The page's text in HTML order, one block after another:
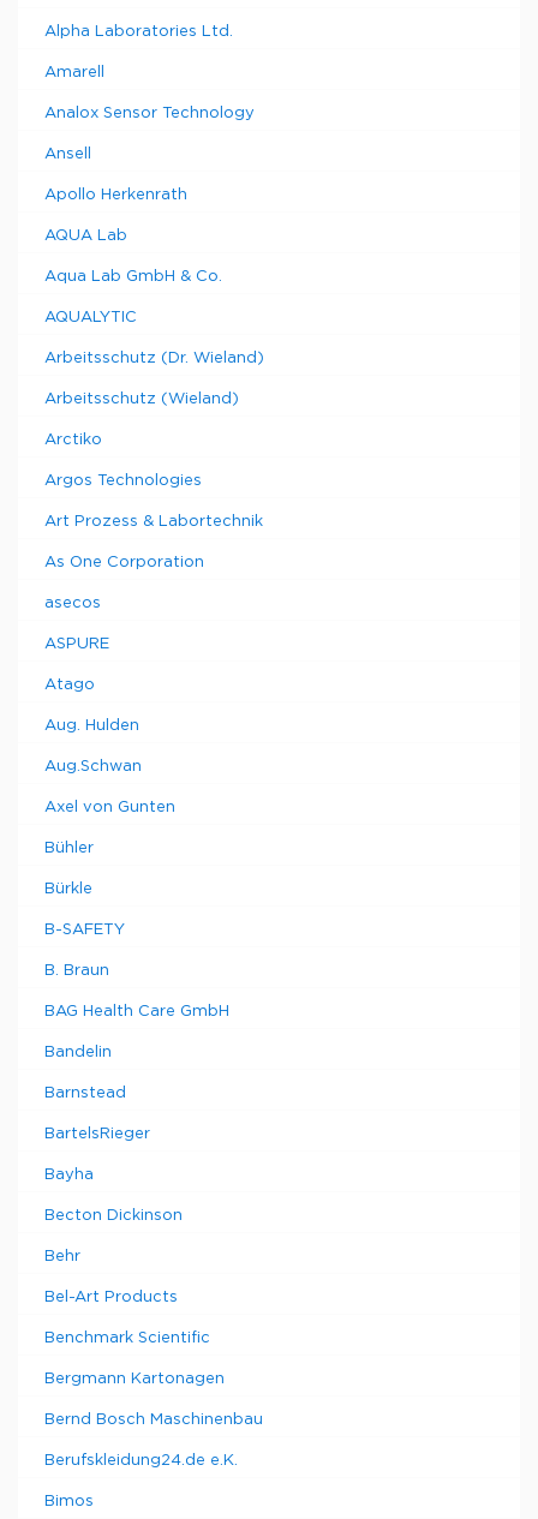
Alpha Laboratories Ltd.
Amarell
Analox Sensor Technology
Ansell
Apollo Herkenrath
AQUA Lab
Aqua Lab GmbH & Co.
AQUALYTIC
Arbeitsschutz (Dr. Wieland)
Arbeitsschutz (Wieland)
Arctiko
Argos Technologies
Art Prozess & Labortechnik
As One Corporation
asecos
ASPURE
Atago
Aug. Hulden
Aug.Schwan
Axel von Gunten
Bühler
Bürkle
B-SAFETY
B. Braun
BAG Health Care GmbH
Bandelin
Barnstead
BartelsRieger
Bayha
Becton Dickinson
Behr
Bel-Art Products
Benchmark Scientific
Bergmann Kartonagen
Bernd Bosch Maschinenbau
Berufskleidung24.de e.K.
Bimos